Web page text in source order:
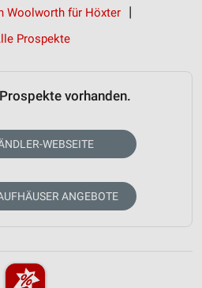
Woolworth für Höxter
Prospekte
vorhanden.
WEBSEITE
ANGEBOTE